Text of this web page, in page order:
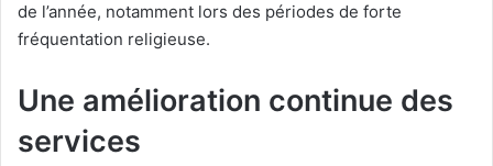
de l’année, notamment lors des périodes de forte
fréquentation religieuse.
Une amélioration continue des
services